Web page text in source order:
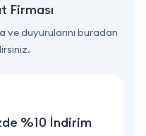
Firması
ve duyurularını buradan
%10 İndirim